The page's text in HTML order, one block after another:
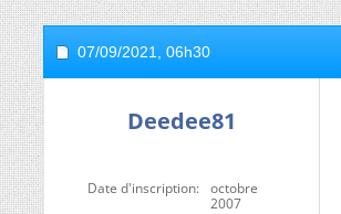
07/09/2021, 06h30
Deedee81
Date d'inscription
octobre
2007